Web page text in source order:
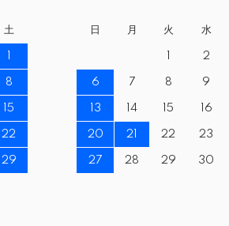
土
8
15
22
29
日 月 火 水
2
6 7 8 9
13 14 15 16
20 21 22 23
27 28 29 30